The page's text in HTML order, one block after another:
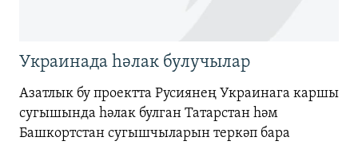
Украинада һәлак булучылар
Азатлык бу проектта Русиянең Украинага каршы
сугышында һәлак булган Татарстан һәм
Башкортстан сугышчыларын теркәп бара